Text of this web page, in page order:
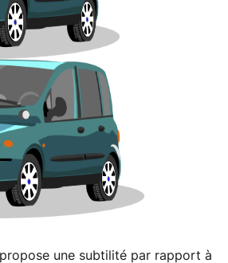
une subtilité par rapport à